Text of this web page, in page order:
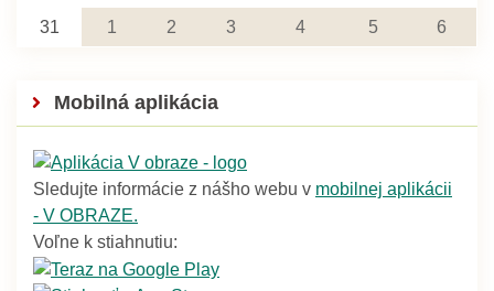
31 1 2 3 4 5 6
Mobilná aplikácia
Sledujte informácie z nášho webu v mobilnej aplikácii
- V OBRAZE.
Voľne k stiahnutiu: